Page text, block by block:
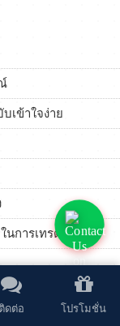
เข้าใจง่าย
นการเทรด
ติดต่อ โปรโมชั่น